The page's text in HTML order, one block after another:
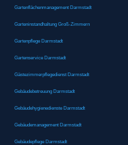
Gartenflächenmanagement Darmstadt
Garteninstandhaltung Groß-Zimmern
Gartenpflege Darmstadt
Gartenservice Darmstadt
Gästezimmerpflegedienst Darmstadt
Gebäudebetreuung Darmstadt
Gebäudehygienedienste Darmstadt
Gebäudemanagement Darmstadt
Gebäudepflege Darmstadt